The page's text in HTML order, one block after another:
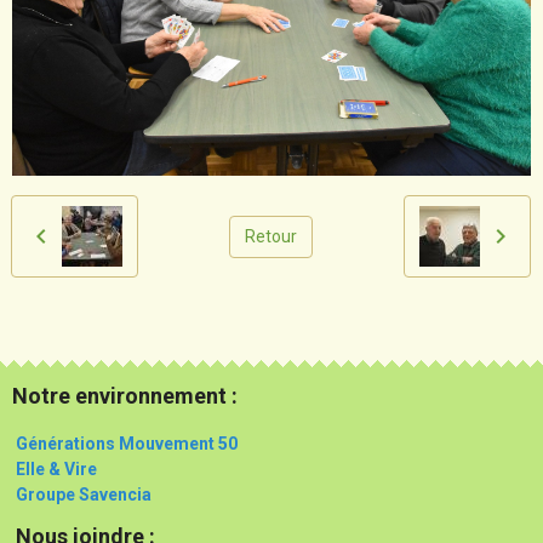
Retour
Notre environnement :
Générations Mouvement 50
Elle & Vire
Groupe Savencia
Nous joindre :